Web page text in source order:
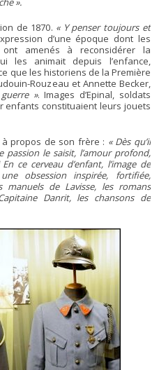
de 1870. « Y penser toujours et
d’une époque dont les
amenés à reconsidérer la
les animait depuis l’enfance,
que les historiens de la Première
Rouzeau et Annette Becker,
». Images d’Epinal, soldats
enfants constituaient leurs jouets
à propos de son frère : « Dès qu’il
le saisit, l’amour profond,
ce cerveau d’enfant, l’image de
obsession inspirée, fortifiée,
de Lavisse, les romans
Danrit, les chansons de